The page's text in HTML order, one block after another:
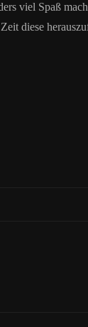
viel Spaß
diese